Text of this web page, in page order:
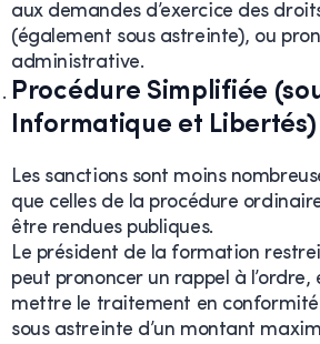
aux demandes d’exercice des
(également sous astreinte), ou
administrative.
Procédure Simplifiée
Informatique et Libertés)
Les sanctions sont moins
que celles de la procédure
être rendues publiques.
Le président de la formation
peut prononcer un rappel à l’ordre,
mettre le traitement en
sous astreinte d’un montant